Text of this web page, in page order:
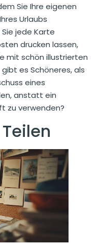
Sie Ihre eigenen
Urlaubs
jede Karte
drucken lassen,
mit schön illustrierten
es Schöneres, als
eines
anstatt ein
zu verwenden?